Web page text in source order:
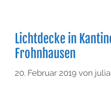
Lichtdecke in
Frohnhausen
20. Februar 2019 von julia